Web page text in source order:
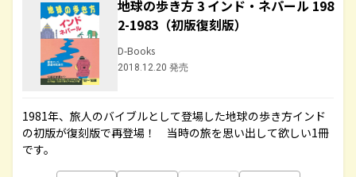
地球の歩き方 3 インド・ネパール 198
2-1983（初版復刻版）
D-Books
2018.12.20 発売
1981年、旅人のバイブルとして登場した地球の歩き方インド
の初版が復刻版で再登場！ 当時の旅を思い出して欲しい1冊
です。